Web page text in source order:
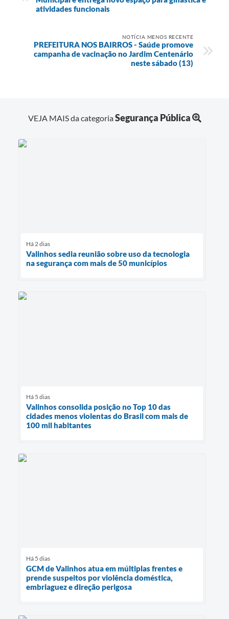
atividades funcionais
NOTÍCIA MENOS RECENTE
PREFEITURA NOS BAIRROS - Saúde promove
campanha de vacinação no Jardim Centenário
neste sábado (13)
VEJA MAIS da categoriaSegurança Pública
Há 2 dias
Valinhos sedia reunião sobre uso da tecnologia
na segurança com mais de 50 municípios
Há 5 dias
Valinhos consolida posição no Top 10 das
cidades menos violentas do Brasil com mais de
100 mil habitantes
Há 5 dias
GCM de Valinhos atua em múltiplas frentes e
prende suspeitos por violência doméstica,
embriaguez e direção perigosa